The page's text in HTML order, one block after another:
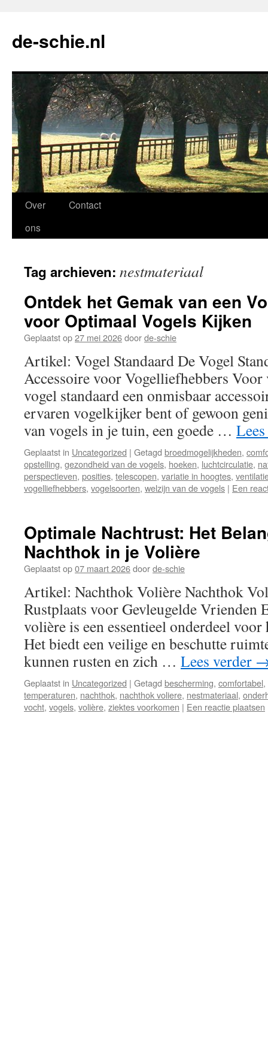
de-schie.nl
Spring
naar
inhoud
Over
ons
Contact
Tag archieven: nestmateriaal
Ontdek het Gemak van een
voor Optimaal Vogels Kijken
Geplaatst op27 mei 2026doorde-schie
Artikel: Vogel Standaard De Vogel
Accessoire voor Vogelliefhebbers
vogel standaard een onmisbaar
ervaren vogelkijker bent of gewoon
van vogels in je tuin, een goede …
Geplaatst in Uncategorized | Getagd broedmogelijkheden,
opstelling, gezondheid van de vogels, hoeken, luchtcirculatie,
perspectieven, posities, telescopen, variatie in hoogtes,
vogelliefhebbers, vogelsoorten, welzijn van de vogels | Een
Optimale Nachtrust: Het
Nachthok in je Volière
Geplaatst op07 maart 2026doorde-schie
Artikel: Nachthok Volière Nachthok
Rustplaats voor Gevleugelde Vrienden
volière is een essentieel onderdeel
Het biedt een veilige en beschutte
kunnen rusten en zich … Lees verder
Geplaatst in Uncategorized | Getagd bescherming, comfortabel,
temperaturen, nachthok, nachthok voliere, nestmateriaal,
vocht, vogels, volière, ziektes voorkomen | Een reactie plaatsen